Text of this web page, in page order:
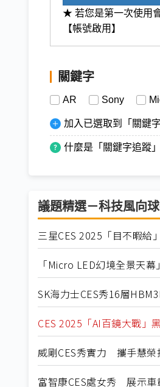
★ 若您是第一次使用
【帳號啟用】
關鍵字
AR Sony
加入已選取到「關鍵字
什麼是「關鍵字追蹤」
議題精選－科技風向
三星CES 2025「目不暇
「Micro LED幻境全景天
SK海力士CES秀16層
CES 2025「AI百鏡大戰」
威剛CES秀實力 攜手慧榮
富智康CES處女秀 展示車